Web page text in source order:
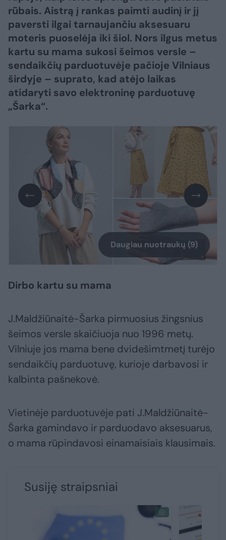
rūbais. Aistrą į rankas paimti audinį ir jį
paversti ilgai tarnaujančiu aksesuaru
moteris puoselėja iki šiol. Nors ilgus metus
kartu su mama sukosi šeimos versle –
sendaikčių parduotuvėje pačioje Vilniaus
širdyje – suprato, kad atėjo laikas
atidaryti savo elektroninę parduotuvę
„Šarka“.
Daugiau nuotraukų (9)
Dirbo kartu su mama
J.Maldžiūnaitė-Šarka pirmuosius žingsnius
šeimos versle skaičiuoja nuo 1996 metų.
Vilniuje jos mama bene dvidešimtmetį turėjo
sendaikčių parduotuvę, kurioje darbavosi ir
kalbinta pašnekovė.
Vietinėje parduotuvėje pati J.Maldžiūnaitė-
Šarka gamindavo ir parduodavo aksesuarus,
o mama rūpindavosi einamaisiais klausimais.
Susiję straipsniai